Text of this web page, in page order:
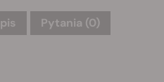
Pytania (0)